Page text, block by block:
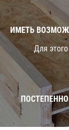
ИМЕТЬ
Для